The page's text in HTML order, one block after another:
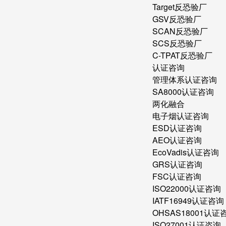
Target反恐验厂
GSV反恐验厂
SCAN反恐验厂
SCS反恐验厂
C-TPAT反恐验厂
认证咨询
管理体系认证咨询
SA8000认证咨询
两化融合
电子烟认证咨询
ESD认证咨询
AEO认证咨询
EcoVadis认证咨询
GRS认证咨询
FSC认证咨询
ISO22000认证咨询
IATF16949认证咨询
OHSAS18001认证